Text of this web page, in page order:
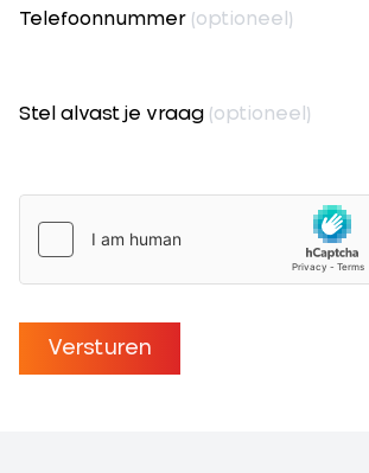
Telefoonnummer (optioneel)
Stel alvast je vraag (optioneel)
Versturen